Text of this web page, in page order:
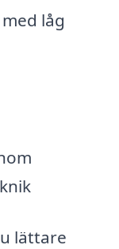
låg
lättare